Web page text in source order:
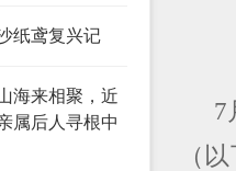
纸鸢复兴记
海来相聚，近
属后人寻根中
7
（